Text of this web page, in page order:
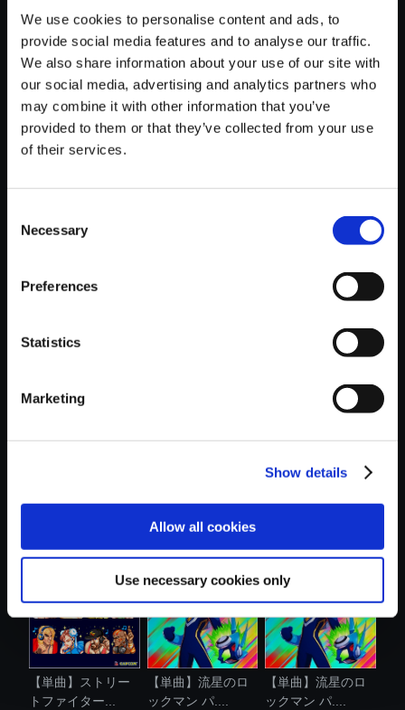
We use cookies to personalise content and ads, to
provide social media features and to analyse our traffic.
We also share information about your use of our site with
our social media, advertising and analytics partners who
may combine it with other information that you’ve
provided to them or that they’ve collected from your use
of their services.
Selection
Necessary
Preferences
Statistics
Marketing
Show details
Allow all cookies
Use necessary cookies only
【単曲】バイオハザード RE:4
オリジナル・サウンドトラック
Thrill Ride!
おすすめ商品
ンX アニバー...
BIOHAZARD RE:3
Origi...
ザード RE:2 ...
【単曲】ストリー
トファイター...
【単曲】流星のロ
ックマン パ....
【単曲】流星のロ
ックマン パ....